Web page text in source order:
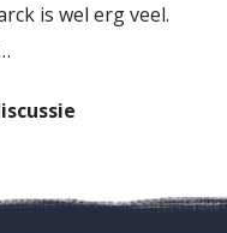
is wel erg veel.